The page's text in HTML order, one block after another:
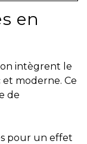
en
intègrent le
moderne. Ce
de
pour un effet